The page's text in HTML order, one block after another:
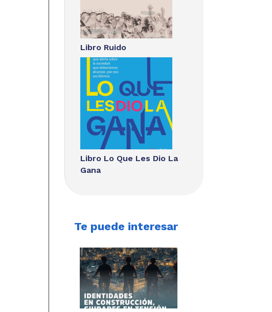
Libro Ruido
Libro Lo Que Les Dio La
Gana
Te puede interesar